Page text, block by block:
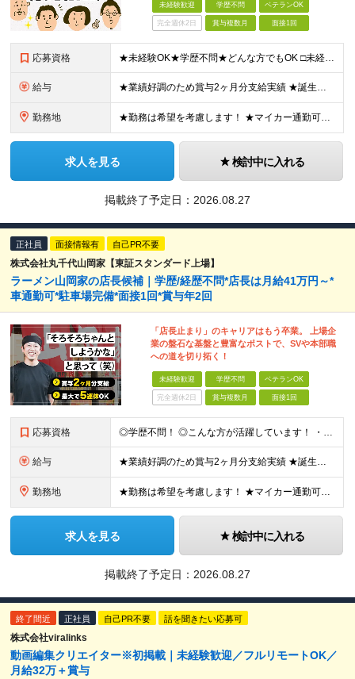
未経験歓迎 学歴不問 ベテランOK
完全週休2日 賞与複数月 面接1回
応募資格 ★未経験OK★学歴不問★どんな方でもOK □未経験・第二新卒・フリーター □ブランクがある方 □転職回数が気になる方 □飲食業界にチャレンジしたい方 「やってみたい」という気持ちがあれば、皆さん大
給与 ★業績好調のため賞与2ヶ月分支給実績 ★誕生日手当など手当充実 ★年2回昇給チャンス有＆入社1年で店長昇格可 ★残業代全額支給（1分単位で支給） 【週休3日制の場合】 月給25万8,960円以上（固
勤務地 ★勤務は希望を考慮します！ ★マイカー通勤可（駐車場完備） ★全国の各店舗で募集中！続々出店予定！ ～国内300店舗、47都道府県への展開を目標に出店中！～ ▼積極採用地域▼ ・中部（富山、石川、
求人を見る 検討中に入れる
掲載終了予定日： 2026.08.27
正社員 面接情報有 自己PR不要
株式会社丸千代山岡家【東証スタンダード上場】
ラーメン山岡家の店長候補｜学歴/経歴不問*店長は月給41万円～*
車通勤可*駐車場完備*面接1回*賞与年2回
「店長止まり」のキャリアはもう卒業。 上場企
業の盤石な基盤と豊富なポストで、SVや本部職
への道を切り拓く！
未経験歓迎 学歴不問 ベテランOK
完全週休2日 賞与複数月 面接1回
応募資格 ◎学歴不問！ ◎こんな方が活躍しています！ ・研修や制度面が整っている会社で働きたい方 ・店長やその先を目指したい方 ・給与を上げていきたい方 など □未経験・第二新卒・フリーター □ブランクがある
給与 ★業績好調のため賞与2ヶ月分支給実績 ★誕生日手当など手当充実 ★年2回昇給チャンス有＆入社1年で店長昇格可 ★残業代全額支給（1分単位で支給） ■月給24万円～36万円 ※残業代全額支給（1分単位
勤務地 ★勤務は希望を考慮します！ ★マイカー通勤可（駐車場完備） ★全国の各店舗で募集中！続々出店予定！ ～国内300店舗、47都道府県への展開を目標に出店中！～ ▼積極採用地域▼ ・中部（富山、石川、
求人を見る 検討中に入れる
掲載終了予定日： 2026.08.27
終了間近 正社員 自己PR不要 話を聞きたい応募可
株式会社viralinks
動画編集クリエイター※初掲載｜未経験歓迎／フルリモートOK／
月給32万＋賞与